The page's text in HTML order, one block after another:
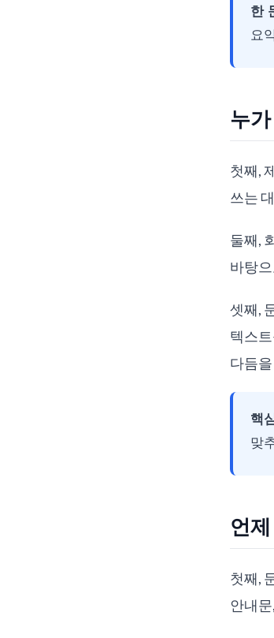
한
요
누
첫째,
쓰는
둘째,
바탕
셋째,
텍스
다듬
핵
맞
언
첫째,
안내